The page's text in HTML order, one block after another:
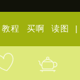
教程 买啊 读图 |